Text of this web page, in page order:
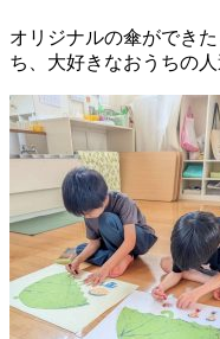
オリジナルの傘ができ
ち、大好きなおうちの